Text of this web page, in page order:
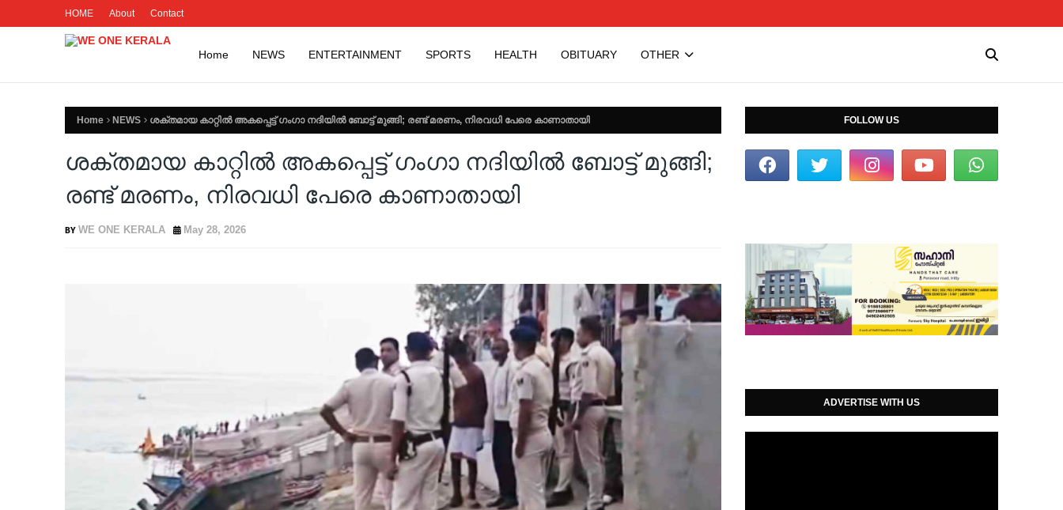
HOME About Contact
Home NEWS ENTERTAINMENT SPORTS HEALTH OBITUARY OTHER
Home NEWS ശക്തമായ കാറ്റിൽ അകപ്പെട്ട് ഗംഗാ നദിയില്‍ ബോട്ട് മുങ്ങി; രണ്ട് മരണം, നിരവധി പേരെ കാണാതായി
ശക്തമായ കാറ്റിൽ അകപ്പെട്ട് ഗംഗാ നദിയില്‍ ബോട്ട് മുങ്ങി;
രണ്ട് മരണം, നിരവധി പേരെ കാണാതായി
WE ONE KERALA May 28, 2026
FOLLOW US
ADVERTISE WITH US